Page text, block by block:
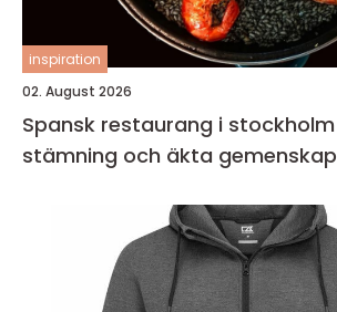
inspiration
02. August 2026
Spansk restaurang i stockholm smaker,
stämning och äkta gemenskap